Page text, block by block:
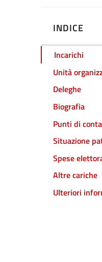
INDICE
Incarichi
Unità
Deleghe
Biografia
Punti di
Situazione
Spese
Altre cariche
Ulteriori